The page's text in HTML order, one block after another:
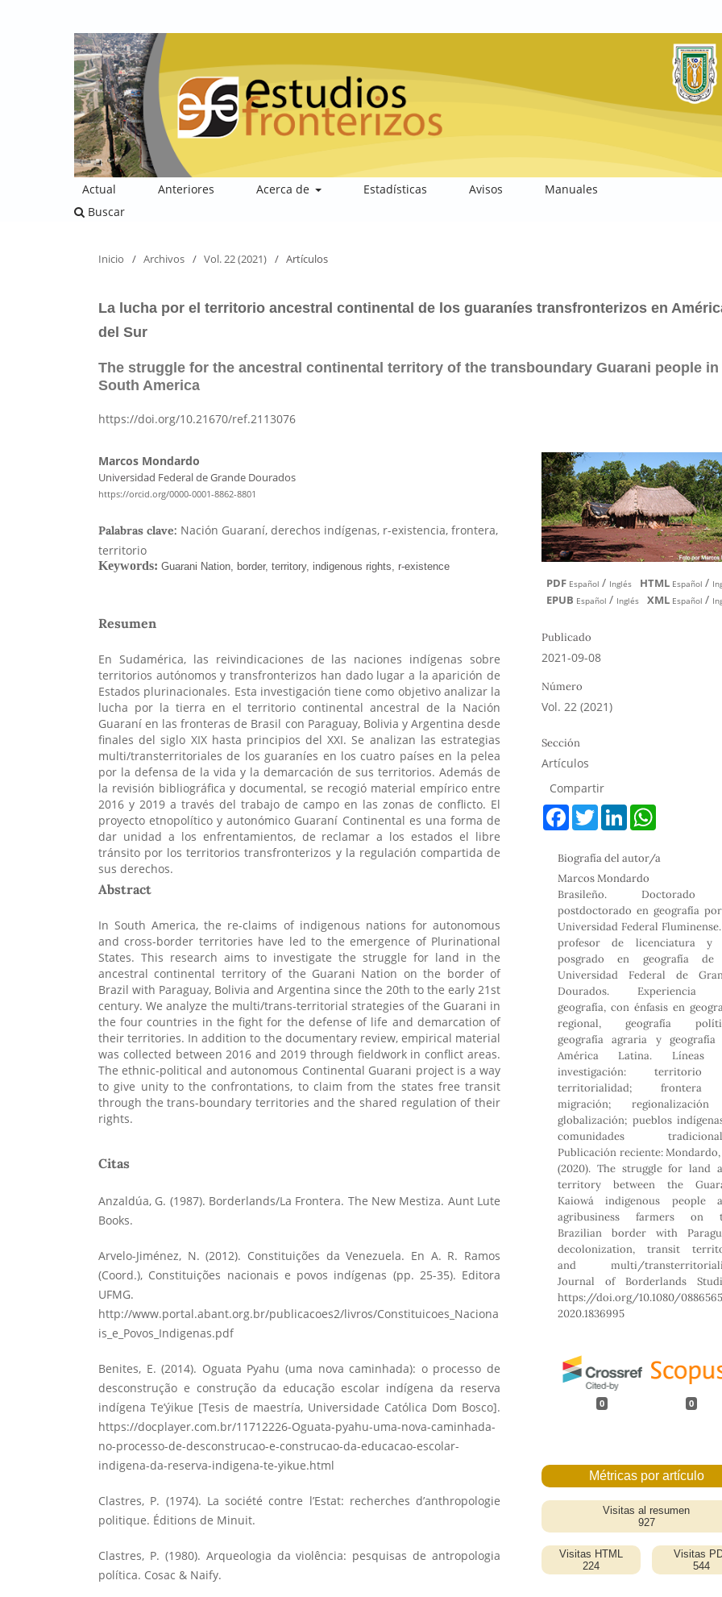
Actual Anteriores Acerca de Estadísticas Avisos
Manuales
Buscar
Inicio / Archivos / Vol. 22 (2021) / Artículos
La lucha por el territorio ancestral continental de los guaraníes transfronterizos en
del Sur
The struggle for the ancestral continental territory of the transboundary Guarani people in
South America
https://doi.org/10.21670/ref.2113076
Marcos Mondardo
Universidad Federal de Grande Dourados
https://orcid.org/0000-0001-8862-8801
Palabras clave: Nación Guaraní, derechos indígenas, r-existencia, frontera,
territorio
Resumen
En Sudamérica, las reivindicaciones de las naciones indígenas sobre
territorios autónomos y transfronterizos han dado lugar a la aparición de
Estados plurinacionales. Esta investigación tiene como objetivo analizar la
lucha por la tierra en el territorio continental ancestral de la Nación
Guaraní en las fronteras de Brasil con Paraguay, Bolivia y Argentina desde
finales del siglo XIX hasta principios del XXI. Se analizan las estrategias
multi/transterritoriales de los guaraníes en los cuatro países en la pelea
por la defensa de la vida y la demarcación de sus territorios. Además de
la revisión bibliográfica y documental, se recogió material empírico entre
2016 y 2019 a través del trabajo de campo en las zonas de conflicto. El
proyecto etnopolítico y autonómico Guaraní Continental es una forma de
dar unidad a los enfrentamientos, de reclamar a los estados el libre
tránsito por los territorios transfronterizos y la regulación compartida de
sus derechos.
Abstract
In South America, the re-claims of indigenous nations for autonomous
and cross-border territories have led to the emergence of Plurinational
States. This research aims to investigate the struggle for land in the
ancestral continental territory of the Guarani Nation on the border of
Brazil with Paraguay, Bolivia and Argentina since the 20th to the early 21st
century. We analyze the multi/trans-territorial strategies of the Guarani in
the four countries in the fight for the defense of life and demarcation of
their territories. In addition to the documentary review, empirical material
was collected between 2016 and 2019 through fieldwork in conflict areas.
The ethnic-political and autonomous Continental Guarani project is a way
to give unity to the confrontations, to claim from the states free transit
through the trans-boundary territories and the shared regulation of their
rights.
Citas
Anzaldúa, G. (1987). Borderlands/La Frontera. The New Mestiza. Aunt Lute
Books.
Arvelo-Jiménez, N. (2012). Constituições da Venezuela. En A. R. Ramos
(Coord.), Constituições nacionais e povos indígenas (pp. 25-35). Editora
UFMG.
http://www.portal.abant.org.br/publicacoes2/livros/Constituicoes_Naciona
is_e_Povos_Indigenas.pdf
Benites, E. (2014). Oguata Pyahu (uma nova caminhada): o processo de
desconstrução e construção da educação escolar indígena da reserva
indígena Te’ýikue [Tesis de maestría, Universidade Católica Dom Bosco].
https://docplayer.com.br/11712226-Oguata-pyahu-uma-nova-caminhada-
no-processo-de-desconstrucao-e-construcao-da-educacao-escolar-
indigena-da-reserva-indigena-te-yikue.html
Clastres, P. (1974). La société contre l’Estat: recherches d’anthropologie
politique. Éditions de Minuit.
Clastres, P. (1980). Arqueologia da violência: pesquisas de antropologia
política. Cosac & Naify.
PDF Español / Inglés HTML Español /
EPUB Español / Inglés XML Español /
Publicado
2021-09-08
Número
Vol. 22 (2021)
Sección
Artículos
Compartir
F
a
b
o
o
k
T
w
t
e
L
e
d
I
s
p
p
Biografía del autor/a
Marcos Mondardo
Brasileño.
postdoctorado en geografía
Universidad Federal
profesor de licenciatura y
posgrado en geografía
Universidad Federal de
Dourados. Experiencia
geografía, con énfasis en
regional, geografía
geografía agraria y geografía
América Latina. Líneas
investigación:
territorialidad;
migración;
globalización; pueblos
comunidades
Publicación reciente:
(2020). The struggle for land
territory between the
Kaiowá indigenous people
agribusiness farmers on
Brazilian border with
decolonization, transit
and multi/
Journal of Borderlands
https://doi.org/10.1080/
2020.1836995
0 0